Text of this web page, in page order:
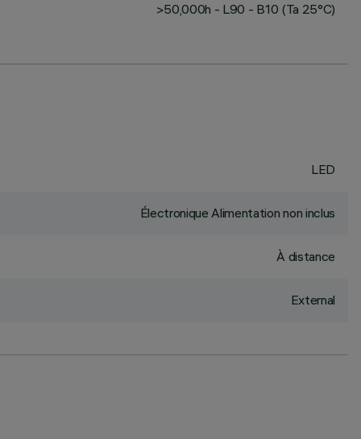
>50,000h - L90 - B10 (Ta 25°C)
LED
Électronique Alimentation non inclus
À distance
External